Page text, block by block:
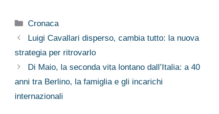
Categorie
Cronaca
Luigi Cavallari disperso, cambia tutto: la nuova
strategia per ritrovarlo
Di Maio, la seconda vita lontano dall’Italia: a 40
anni tra Berlino, la famiglia e gli incarichi
internazionali